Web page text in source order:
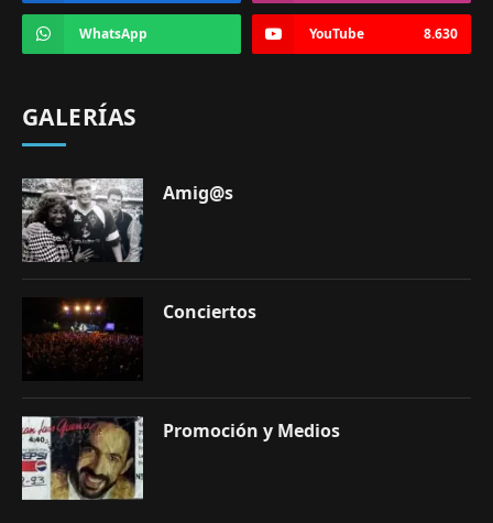
WhatsApp YouTube 8.630
GALERÍAS
Amig@s
Conciertos
Promoción y Medios